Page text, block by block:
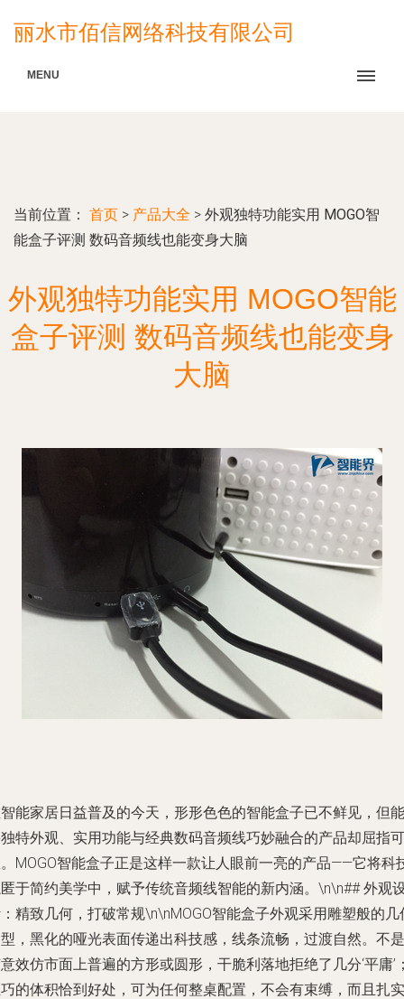
丽水市佰信网络科技有限公司
MENU
当前位置： 首页 > 产品大全 > 外观独特功能实用 MOGO智
能盒子评测 数码音频线也能变身大脑
外观独特功能实用 MOGO智能
盒子评测 数码音频线也能变身
大脑
能家居日益普及的今天，形形色色的智能盒子已不鲜见，但能
特外观、实用功能与经典数码音频线巧妙融合的产品却屈指可
MOGO智能盒子正是这样一款让人眼前一亮的产品——它将科
于简约美学中，赋予传统音频线智能的新内涵。\n\n## 外观
精致几何，打破常规\n\nMOGO智能盒子外观采用雕塑般的几
，黑化的哑光表面传递出科技感，线条流畅，过渡自然。不是
效仿市面上普遍的方形或圆形，干脆利落地拒绝了几分‘平庸’
的体积恰到好处，可为任何整桌配置，不会有束缚，而且扎实